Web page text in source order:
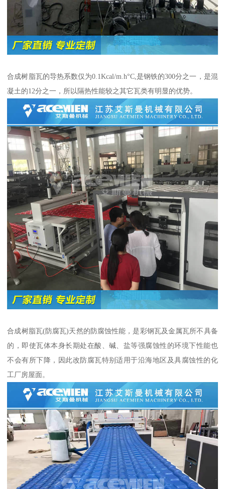
合成树脂瓦的导热系数仅为0.1Kcal/m.h°C,是钢铁的300分之一，是混
凝土的12分之一，所以隔热性能较之其它瓦类有明显的优势。
合成树脂瓦(防腐瓦)天然的防腐蚀性能，是彩钢瓦及金属瓦所不具备
的，即使瓦体本身长期处在酸、碱、盐等强腐蚀性的环境下性能也
不会有所下降，因此改防腐瓦特别适用于沿海地区及具腐蚀性的化
工厂房屋面。